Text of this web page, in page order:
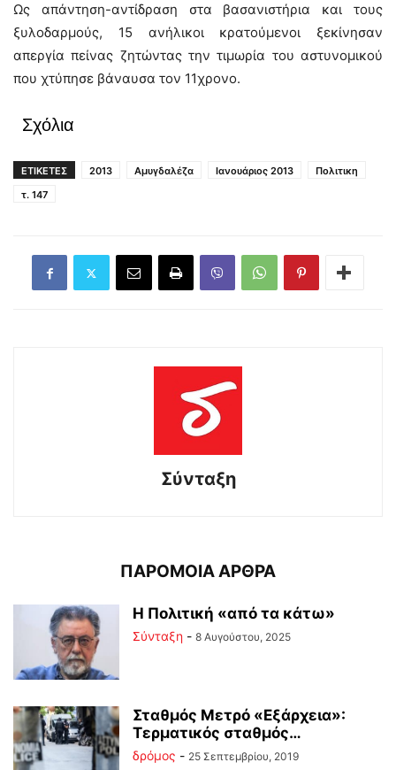
Ως απάντηση-αντίδραση στα βασανιστήρια και τους
ξυλοδαρμούς, 15 ανήλικοι κρατούμενοι ξεκίνησαν
απεργία πείνας ζητώντας την τιμωρία του αστυνομικού
που χτύπησε βάναυσα τον 11χρονο.
Σχόλια
ΕΤΙΚΕΤΕΣ 2013 Αμυγδαλέζα Ιανουάριος 2013
Πολιτικη
τ. 147
Σύνταξη
ΠΑΡΟΜΟΙΑ ΑΡΘΡΑ
Η Πολιτική «από τα κάτω»
Σύνταξη - 8 Αυγούστου, 2025
Σταθμός Μετρό «Εξάρχεια»:
Τερματικός σταθμός…
δρόμος - 25 Σεπτεμβρίου, 2019